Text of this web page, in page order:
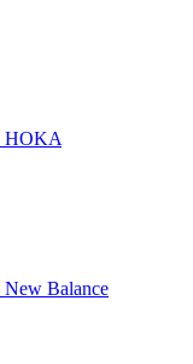
HOKA
New Balance